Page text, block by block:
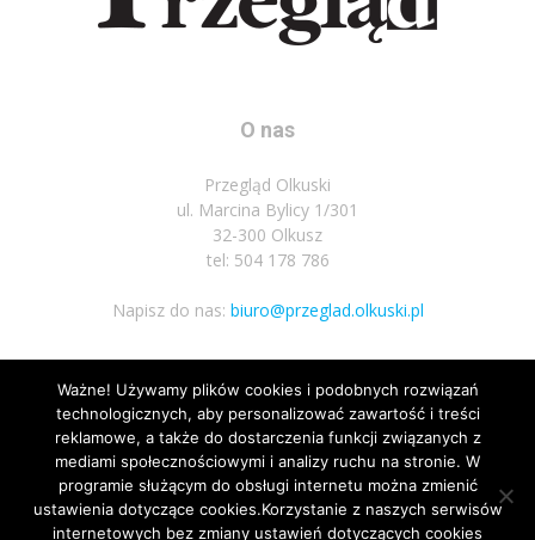
O nas
Przegląd Olkuski
ul. Marcina Bylicy 1/301
32-300 Olkusz
tel: 504 178 786
Napisz do nas: biuro@przeglad.olkuski.pl
Podążaj za nami
Ważne! Używamy plików cookies i podobnych rozwiązań
technologicznych, aby personalizować zawartość i treści
reklamowe, a także do dostarczenia funkcji związanych z
mediami społecznościowymi i analizy ruchu na stronie. W
programie służącym do obsługi internetu można zmienić
ustawienia dotyczące cookies.Korzystanie z naszych serwisów
internetowych bez zmiany ustawień dotyczących cookies